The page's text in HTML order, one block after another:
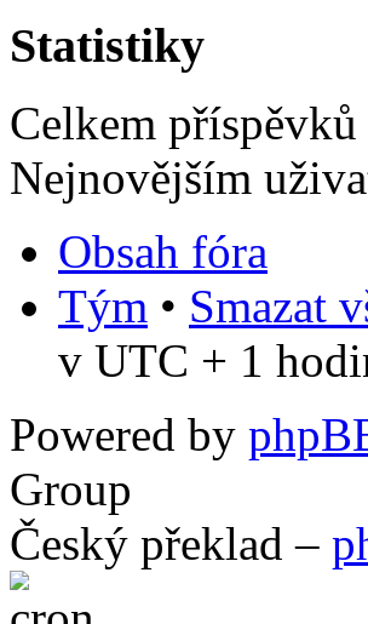
Statistiky
Celkem příspěvků
Nejnovějším
Obsah fóra
Tým • Smazat
v UTC + 1
Powered by
Group
Český překlad –